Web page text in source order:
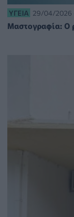
ΥΓΕΊΑ 29/04/2026
Μαστογραφία: Ο